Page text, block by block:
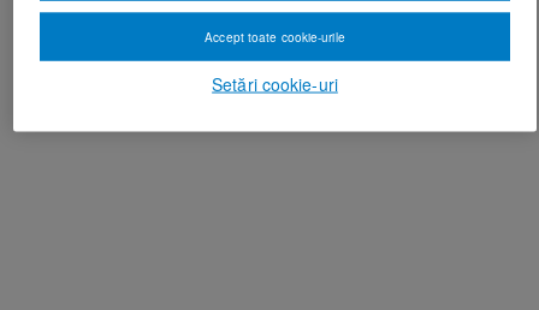
Setări cookie-uri
Accept toate cookie-urile